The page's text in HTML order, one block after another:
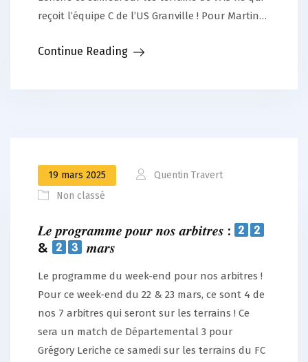
reçoit l’équipe C de l’US Granville ! Pour Martin…
Continue Reading
19 mars 2025
Quentin Travert
Non classé
𝑳𝒆 𝒑𝒓𝒐𝒈𝒓𝒂𝒎𝒎𝒆 𝒑𝒐𝒖𝒓 𝒏𝒐𝒔 𝒂𝒓𝒃𝒊𝒕𝒓𝒆𝒔 :
&
𝒎𝒂𝒓𝒔
Le programme du week-end pour nos arbitres !
Pour ce week-end du 22 & 23 mars, ce sont 4 de
nos 7 arbitres qui seront sur les terrains ! Ce
sera un match de Départemental 3 pour
Grégory Leriche ce samedi sur les terrains du FC